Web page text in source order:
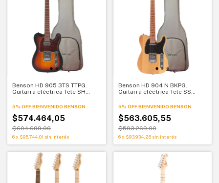
Benson HD 905 3TS TTPG.
Guitarra eléctrica Tele SH
5% OFF BIENVENIDO BENSON
$574.464,05
$604.699,00
6x $95.744,01 sin interés
Benson HD 904 N BKPG.
Guitarra eléctrica Tele SS
5% OFF BIENVENIDO BENSON
$563.605,55
$593.269,00
6 x $93.934,26 sin interés